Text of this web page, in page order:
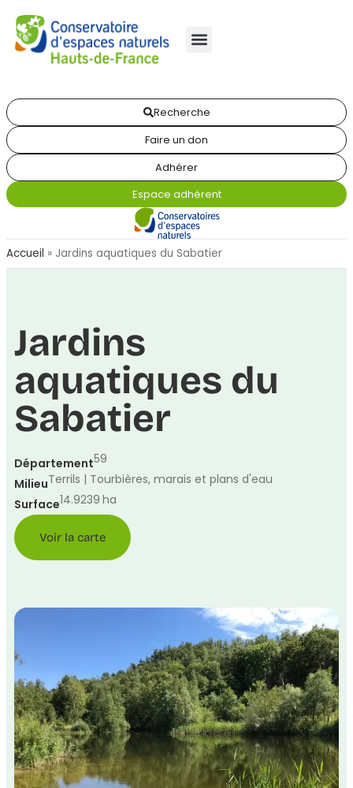
Recherche
Faire un don
Adhérer
Espace adhérent
Accueil » Jardins aquatiques du Sabatier
Jardins
aquatiques du
Sabatier
Département59
MilieuTerrils | Tourbières, marais et plans d'eau
Surface14.9239 ha
Voir la carte